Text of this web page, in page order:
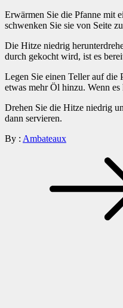
Erwärmen Sie die Pfanne mit
schwenken Sie sie von Seite
Die Hitze niedrig
durch gekocht wird, ist es
Legen Sie einen Teller auf die
etwas mehr Öl hinzu. Wenn
Drehen Sie die Hitze niedrig
dann servieren.
By : Ambateaux